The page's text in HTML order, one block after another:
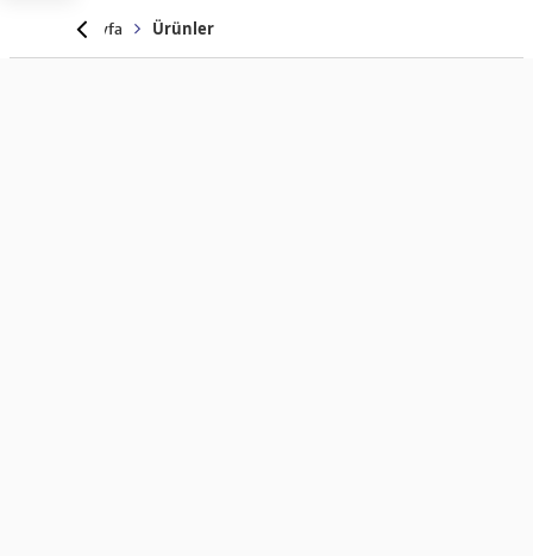
Anasayfa Ürünler